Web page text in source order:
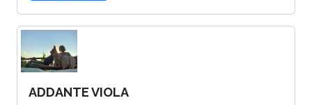
ADDANTE VIOLA